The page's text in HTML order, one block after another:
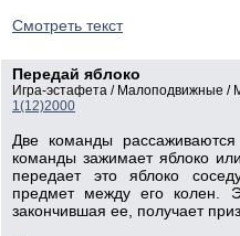
Смотреть текст
Передай яблоко
Игра-эстафета / Малоподвижные /
1(12)2000
Две команды
команды зажимает яблоко
передает это яблоко
предмет между его колен.
закончившая ее, получает